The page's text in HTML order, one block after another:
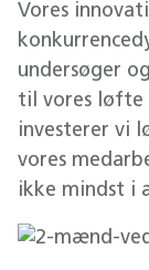
Vores
undersøger
til vores løfte
investerer vi
vores
ikke mindst i